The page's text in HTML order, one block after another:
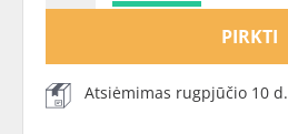
PIRKTI
Atsiėmimas rugpjūčio 10 d.